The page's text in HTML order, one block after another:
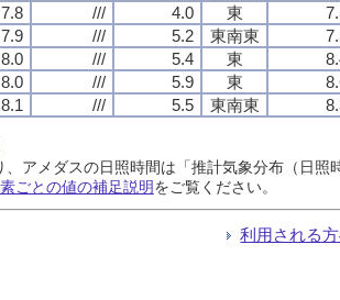
7.8 /// 4.0 東
7.9 /// 5.2 東南東
8.0 /// 5.4 東
8.0 /// 5.9 東
8.1 /// 5.5 東南東
、アメダスの日照時間は「推計気象分布（日
ごとの値の補足説明をご覧ください。
利用される